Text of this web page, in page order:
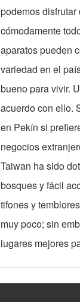
podemos
cómodamente
aparatos pueden
variedad en el
bueno para vivir.
acuerdo con ello.
en Pekín si
negocios
Taiwan ha sido
bosques y fácil
tifones y
muy poco; sin
lugares mejores